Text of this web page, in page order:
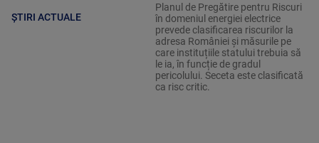
ȘTIRI ACTUALE
Planul de Pregătire pentru Riscuri
în domeniul energiei electrice
prevede clasificarea riscurilor la
adresa României și măsurile pe
care instituțiile statului trebuia să
le ia, în funcție de gradul
pericolului. Seceta este clasificată
ca risc critic.